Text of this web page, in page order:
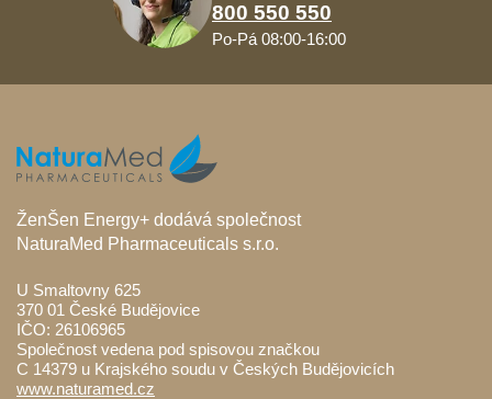
800 550 550
Po-Pá 08:00-16:00
ŽenŠen Energy+ dodává společnost
NaturaMed Pharmaceuticals s.r.o.
U Smaltovny 625
370 01 České Budějovice
IČO: 26106965
Společnost vedena pod spisovou značkou
C 14379 u Krajského soudu v Českých Budějovicích
www.naturamed.cz